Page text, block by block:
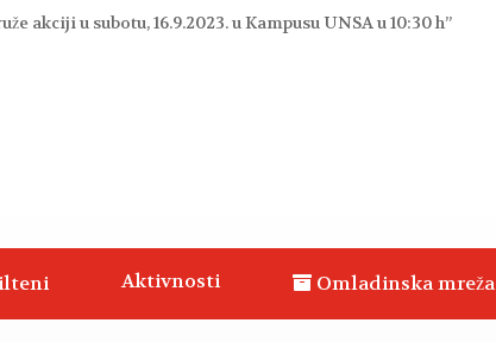
akciji u subotu, 16.9.2023. u Kampusu UNSA u 10:30 h”
Aktivnosti Omladinska mreža